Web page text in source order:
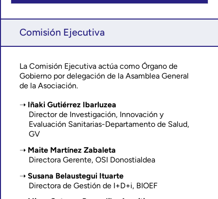
Comisión Ejecutiva
La Comisión Ejecutiva actúa como Órgano de
Gobierno por delegación de la Asamblea General
de la Asociación.
Iñaki Gutiérrez Ibarluzea
Director de Investigación, Innovación y
Evaluación Sanitarias-Departamento de Salud,
GV
Maite Martínez Zabaleta
Directora Gerente, OSI Donostialdea
Susana Belaustegui Ituarte
Directora de Gestión de I+D+i, BIOEF